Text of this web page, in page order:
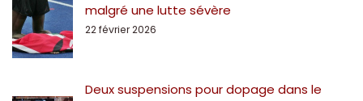
malgré une lutte sévère
22 février 2026
Deux suspensions pour dopage dans le